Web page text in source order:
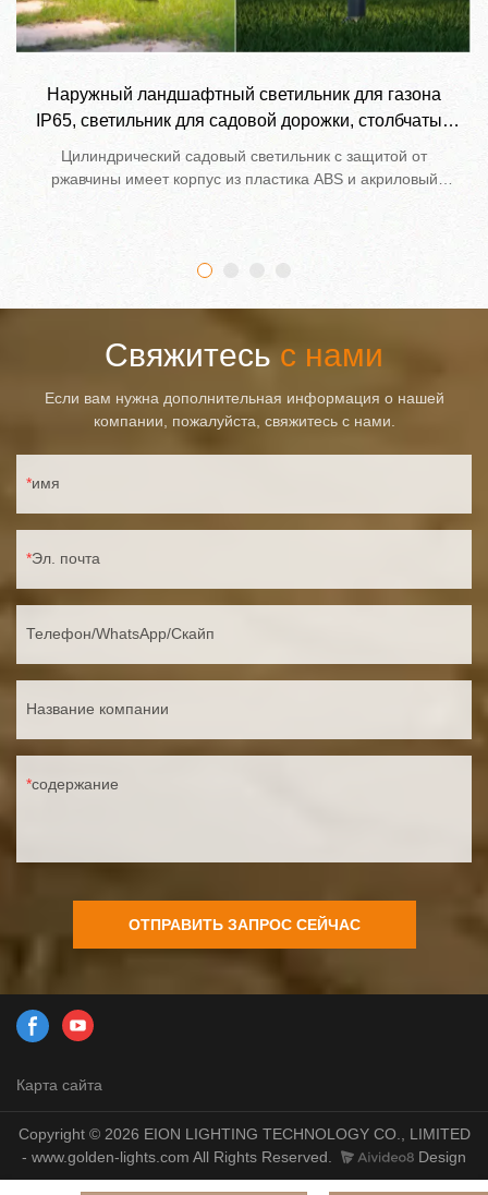
Наружный ландшафтный светильник для газона
IP65, светильник для садовой дорожки, столбчатый
светильник.
Цилиндрический садовый светильник с защитой от
ржавчины имеет корпус из пластика ABS и акриловый
материал IP65, обеспечивающий высокую водостойкость,
Свяжитесьс нами
Если вам нужна дополнительная информация о нашей
компании, пожалуйста, свяжитесь с нами.
имя
Эл. почта
Телефон/WhatsApp/Скайп
Название компании
содержание
ОТПРАВИТЬ ЗАПРОС СЕЙЧАС
Карта сайта
Copyright © 2026 EION LIGHTING TECHNOLOGY CO., LIMITED
- www.golden-lights.com All Rights Reserved.
Design